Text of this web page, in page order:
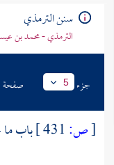
سنن الترمذي
الترمذي - محمد بن
جزء 5 صفحة
[ص:
باب